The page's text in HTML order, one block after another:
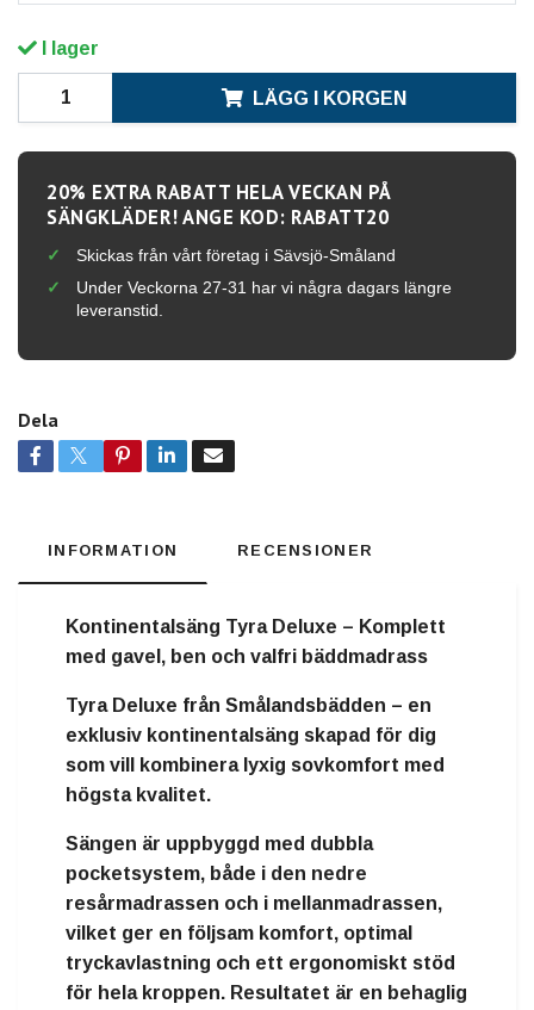
I lager
LÄGG I KORGEN
20% EXTRA RABATT HELA VECKAN PÅ
SÄNGKLÄDER! ANGE KOD: RABATT20
Skickas från vårt företag i Sävsjö-Småland
Under Veckorna 27-31 har vi några dagars längre
leveranstid.
Dela
INFORMATION RECENSIONER
Kontinentalsäng Tyra Deluxe – Komplett
med gavel, ben och valfri bäddmadrass
Tyra Deluxe från Smålandsbädden – en
exklusiv kontinentalsäng skapad för dig
som vill kombinera lyxig sovkomfort med
högsta kvalitet.
Sängen är uppbyggd med dubbla
pocketsystem, både i den nedre
resårmadrassen och i mellanmadrassen,
vilket ger en följsam komfort, optimal
tryckavlastning och ett ergonomiskt stöd
för hela kroppen. Resultatet är en behaglig